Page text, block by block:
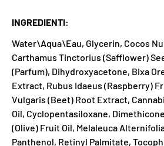
INGREDIENTI:
Water\Aqua\Eau, Glycerin, Cocos
Carthamus Tinctorius (Safflower)
(Parfum), Dihydroxyacetone, Bixa
Extract, Rubus Idaeus (Raspberry)
Vulgaris (Beet) Root Extract,
Oil, Cyclopentasiloxane,
(Olive) Fruit Oil, Melaleuca
Panthenol, Retinyl Palmitate,